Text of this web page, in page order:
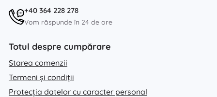
+40 364 228 278
Vom răspunde în 24 de ore
Totul despre cumpărare
Starea comenzii
Termeni și condiții
Protecția datelor cu caracter personal